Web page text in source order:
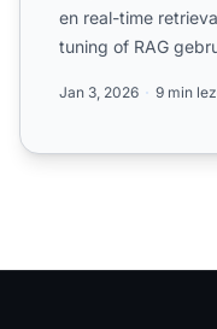
en real-time
tuning of RAG
Jan 3, 2026 9 min